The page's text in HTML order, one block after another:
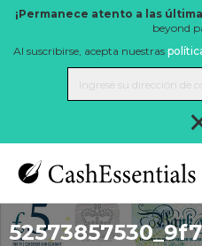
¡Permanece atento a las
beyond
Al suscribirse, acepta nuestras